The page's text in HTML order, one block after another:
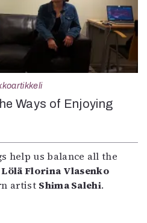
Ways of Enjoying
help us balance all the
Lölä Florina Vlasenko
artist Shima Salehi.